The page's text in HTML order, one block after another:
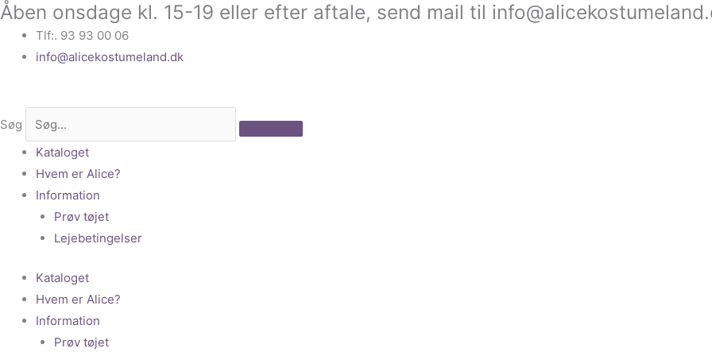
Gå
indholdet
Åben onsdage kl. 15-19 eller efter aftale, send mail til
Tlf:. 93 93 00 06
info@alicekostumeland.dk
Søg
Kataloget
Hvem er Alice?
Information
Prøv tøjet
Lejebetingelser
Kataloget
Hvem er Alice?
Information
Prøv tøjet